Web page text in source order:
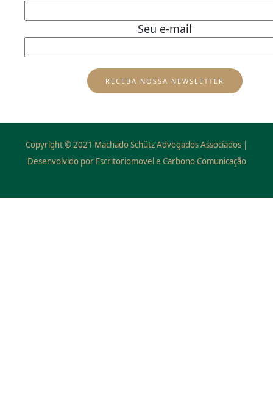
Seu e-mail
Copyright © 2021 Machado Schütz Advogados Associados |
Desenvolvido por Escritoriomovel e Carbono Comunicação